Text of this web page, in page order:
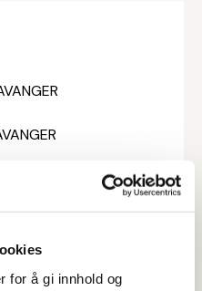
for å gi innhold og